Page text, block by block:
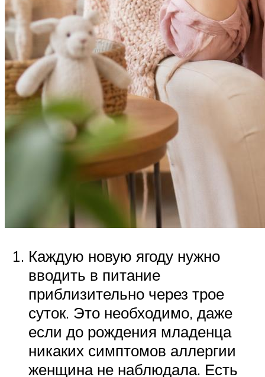
Каждую новую ягоду нужно
вводить в питание
приблизительно через трое
суток. Это необходимо, даже
если до рождения младенца
никаких симптомов аллергии
женщина не наблюдала. Есть